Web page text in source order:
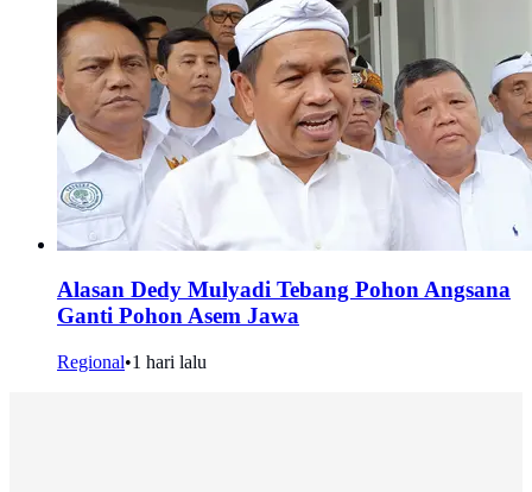
Alasan Dedy Mulyadi Tebang Pohon Angsana
Ganti Pohon Asem Jawa
Regional•1 hari lalu